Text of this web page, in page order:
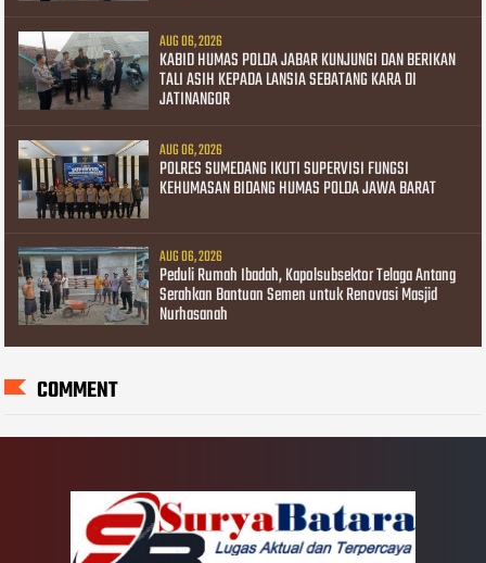
AUG 06, 2026
KABID HUMAS POLDA JABAR KUNJUNGI DAN BERIKAN
TALI ASIH KEPADA LANSIA SEBATANG KARA DI
JATINANGOR
AUG 06, 2026
POLRES SUMEDANG IKUTI SUPERVISI FUNGSI
KEHUMASAN BIDANG HUMAS POLDA JAWA BARAT
AUG 06, 2026
Peduli Rumah Ibadah, Kapolsubsektor Telaga Antang
Serahkan Bantuan Semen untuk Renovasi Masjid
Nurhasanah
COMMENT